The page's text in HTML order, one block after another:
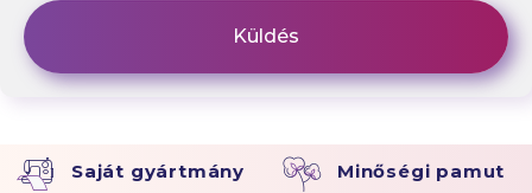
Saját gyártmány Minőségi pamut